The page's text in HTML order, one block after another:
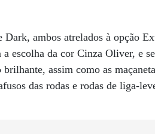
ambos atrelados à opção
escolha da cor Cinza Oliver, e
assim como as
das rodas e rodas de liga-